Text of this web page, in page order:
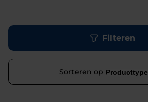
Filteren
Sorteren op Producttype